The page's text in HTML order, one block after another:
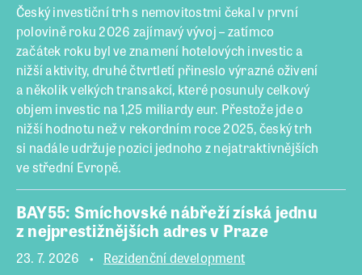
Český investiční trh s nemovitostmi čekal v první
polovině roku 2026 zajímavý vývoj – zatímco
začátek roku byl ve znamení hotelových investic a
nižší aktivity, druhé čtvrtletí přineslo výrazné oživení
a několik velkých transakcí, které posunuly celkový
objem investic na 1,25 miliardy eur. Přestože jde o
nižší hodnotu než v rekordním roce 2025, český trh
si nadále udržuje pozici jednoho z nejatraktivnějších
ve střední Evropě.
BAY55: Smíchovské nábřeží získá jednu
z nejprestižnějších adres v Praze
23. 7. 2026
Rezidenční development